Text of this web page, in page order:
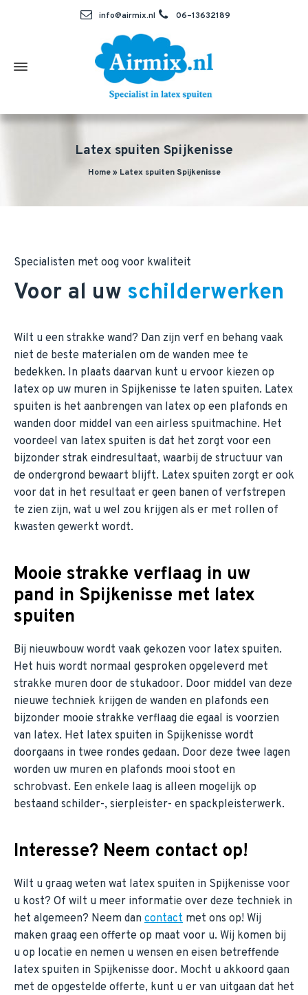
info@airmix.nl 06–13632189
Latex spuiten Spijkenisse
Home» Latex spuiten Spijkenisse
Specialisten met oog voor kwaliteit
Voor al uw schilderwerken
Wilt u een strakke wand? Dan zijn verf en behang vaak
niet de beste materialen om de wanden mee te
bedekken. In plaats daarvan kunt u ervoor kiezen op
latex op uw muren in Spijkenisse te laten spuiten. Latex
spuiten is het aanbrengen van latex op een plafonds en
wanden door middel van een airless spuitmachine. Het
voordeel van latex spuiten is dat het zorgt voor een
bijzonder strak eindresultaat, waarbij de structuur van
de ondergrond bewaart blijft. Latex spuiten zorgt er ook
voor dat in het resultaat er geen banen of verfstrepen
te zien zijn, wat u wel zou krijgen als er met rollen of
kwasten gewerkt wordt.
Mooie strakke verflaag in uw
pand in Spijkenisse met latex
spuiten
Bij nieuwbouw wordt vaak gekozen voor latex spuiten.
Het huis wordt normaal gesproken opgeleverd met
strakke muren door de stukadoor. Door middel van deze
nieuwe techniek krijgen de wanden en plafonds een
bijzonder mooie strakke verflaag die egaal is voorzien
van latex. Het latex spuiten in Spijkenisse wordt
doorgaans in twee rondes gedaan. Door deze twee lagen
worden uw muren en plafonds mooi stoot en
schrobvast. Een enkele laag is alleen mogelijk op
bestaand schilder-, sierpleister- en spackpleisterwerk.
Interesse? Neem contact op!
Wilt u graag weten wat latex spuiten in Spijkenisse voor
u kost? Of wilt u meer informatie over deze techniek in
het algemeen? Neem dan contact met ons op! Wij
maken graag een offerte op maat voor u. Wij komen bij
u op locatie en nemen u wensen en eisen betreffende
latex spuiten in Spijkenisse door. Mocht u akkoord gaan
met de opgestelde offerte, kunt u er van uitgaan dat het